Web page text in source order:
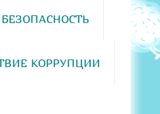
КОРРУПЦИИ